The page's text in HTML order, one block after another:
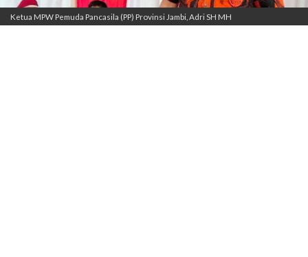
Ketua MPW Pemuda Pancasila (PP) Provinsi Jambi, Adri SH MH